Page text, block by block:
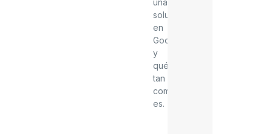
solución
en
Google
y
qué
tan
competitiva
es.